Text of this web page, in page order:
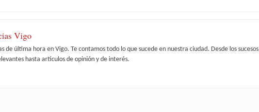
Vigo
de última hora en Vigo. Te contamos todo lo que sucede en nuestra ciudad. Desde los sucesos
hasta artículos de opinión y de interés.